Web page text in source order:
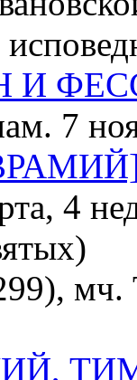
И
7
4
мч.